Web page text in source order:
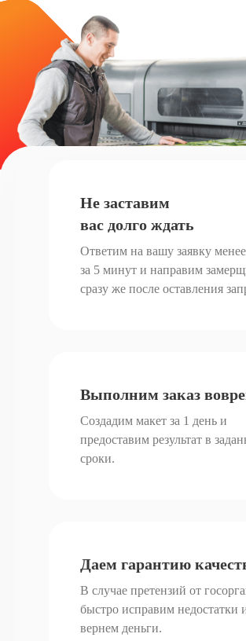
Не заставим
вас долго ждать
Ответим на вашу заявку
за 5 минут и направим
сразу же после оставления
Выполним заказ
Создадим макет за 1 день и
предоставим результат в
сроки.
Даем гарантию
В случае претензий от
быстро исправим недостатки
вернем деньги.